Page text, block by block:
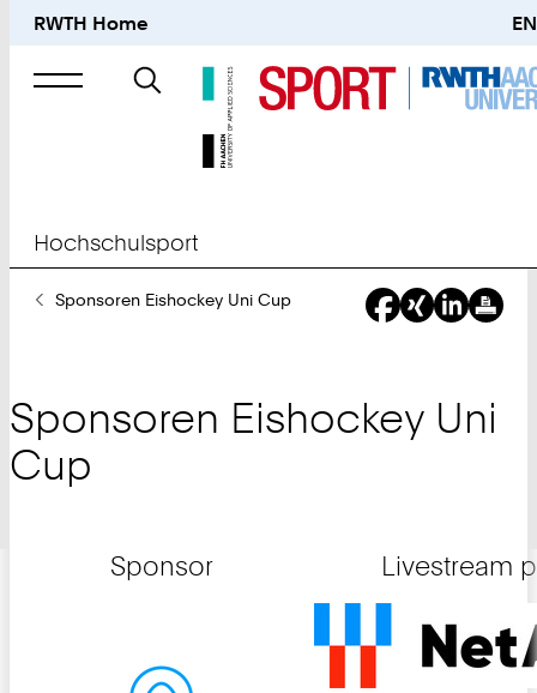
RWTH Home EN
Suche
nach
Hochschulsport
SieSponsoren Eishockey Uni Cup
Sponsoren Eishockey Uni
Cup
Sponsor Livestream